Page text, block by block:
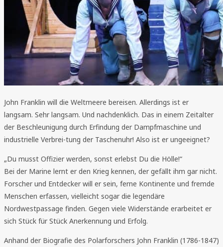
John Franklin will die Weltmeere bereisen. Allerdings ist er
langsam. Sehr langsam. Und nachdenklich. Das in einem Zeitalter
der Beschleunigung durch Erfindung der Dampfmaschine und
industrielle Verbrei-tung der Taschenuhr! Also ist er ungeeignet?
„Du musst Offizier werden, sonst erlebst Du die Hölle!“
Bei der Marine lernt er den Krieg kennen, der gefällt ihm gar nicht.
Forscher und Entdecker will er sein, ferne Kontinente und fremde
Menschen erfassen, vielleicht sogar die legendäre
Nordwestpassage finden. Gegen viele Widerstände erarbeitet er
sich Stück für Stück Anerkennung und Erfolg.
Anhand der Biografie des Polarforschers John Franklin (1786-1847)